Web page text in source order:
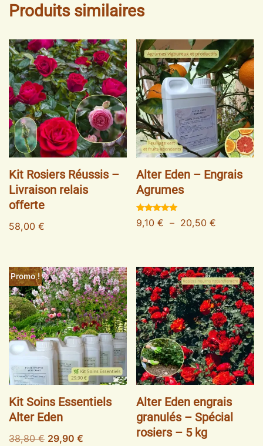
Produits similaires
Kit Rosiers Réussis –
Livraison relais
offerte
58,00 €
Alter Eden – Engrais
Agrumes
Note
4.86
9,10€ – 20,50€
Promo !
Kit Soins Essentiels
Alter Eden
38,80€ 29,90 €
Alter Eden engrais
granulés – Spécial
rosiers – 5 kg